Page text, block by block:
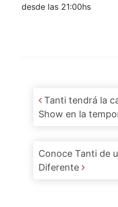
desde las 21:00hs
Post
Tanti tendrá la
Show en la
Conoce Tanti de
Diferente